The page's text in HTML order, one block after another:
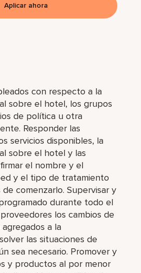
con respecto a la
sobre el hotel, los grupos
de política u otra
Responder las
servicios disponibles, la
sobre el hotel y las
el nombre y el
y el tipo de tratamiento
comenzarlo. Supervisar y
durante todo el
los cambios de
a la
las situaciones de
sea necesario. Promover y
y productos al por menor
Aplicar ahora